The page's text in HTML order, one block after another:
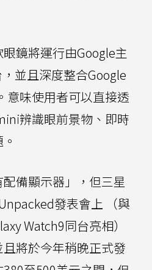
鏡將運行由Google主
並且深度整合Google
意味使用者可以直接透
辨識眼前景物、即時
備顯示器」，但三星
發表會上 （與
Watch9同台亮相）
將於今年稍晚正式發